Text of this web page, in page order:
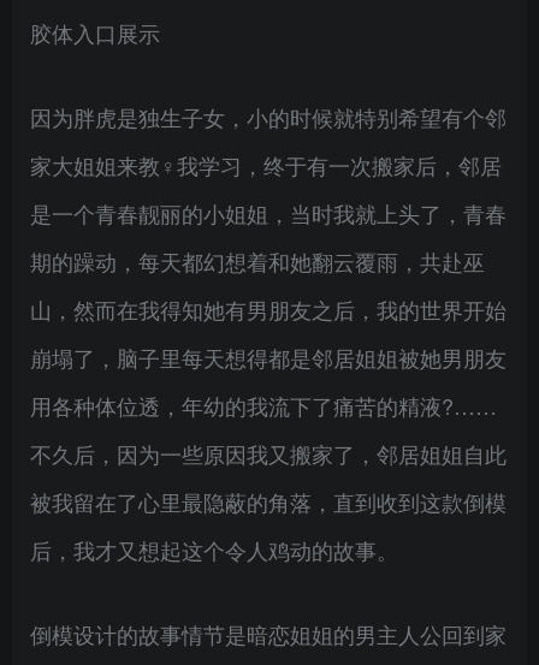
胶体入口展示
因为胖虎是独生子女，小的时候就特别希望有个邻
家大姐姐来教♀我学习，终于有一次搬家后，邻居
是一个青春靓丽的小姐姐，当时我就上头了，青春
期的躁动，每天都幻想着和她翻云覆雨，共赴巫
山，然而在我得知她有男朋友之后，我的世界开始
崩塌了，脑子里每天想得都是邻居姐姐被她男朋友
用各种体位透，年幼的我流下了痛苦的精液?……
不久后，因为一些原因我又搬家了，邻居姐姐自此
被我留在了心里最隐蔽的角落，直到收到这款倒模
后，我才又想起这个令人鸡动的故事。
倒模设计的故事情节是暗恋姐姐的男主人公回到家